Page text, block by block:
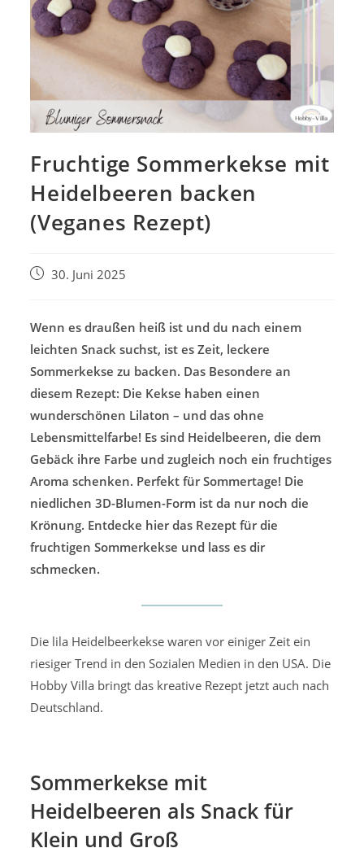
Fruchtige Sommerkekse mit
Heidelbeeren backen
(Veganes Rezept)
Beitrag30. Juni 2025
Wenn es draußen heiß ist und du nach einem
leichten Snack suchst, ist es Zeit, leckere
Sommerkekse zu backen. Das Besondere an
diesem Rezept: Die Kekse haben einen
wunderschönen Lilaton – und das ohne
Lebensmittelfarbe! Es sind Heidelbeeren, die dem
Gebäck ihre Farbe und zugleich noch ein fruchtiges
Aroma schenken. Perfekt für Sommertage! Die
niedlichen 3D-Blumen-Form ist da nur noch die
Krönung. Entdecke hier das Rezept für die
fruchtigen Sommerkekse und lass es dir
schmecken.
Die lila Heidelbeerkekse waren vor einiger Zeit ein
riesiger Trend in den Sozialen Medien in den USA. Die
Hobby Villa bringt das kreative Rezept jetzt auch nach
Deutschland.
Sommerkekse mit
Heidelbeeren als Snack für
Klein und Groß